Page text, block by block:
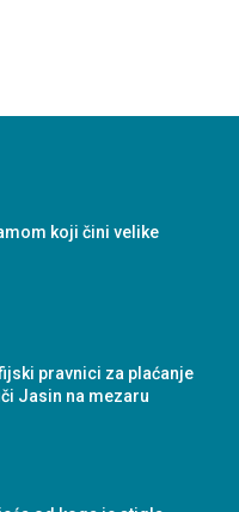
koji čini velike
pravnici za plaćanje
Jasin na mezaru